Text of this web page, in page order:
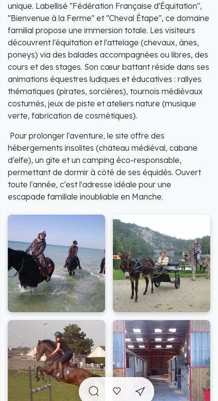
unique. Labellisé "Fédération Française d'Équitation",
"Bienvenue à la Ferme" et "Cheval Étape", ce domaine
familial propose une immersion totale. Les visiteurs
découvrent l'équitation et l'attelage (chevaux, ânes,
poneys) via des balades accompagnées ou libres, des
cours et des stages. Son cœur battant réside dans ses
animations équestres ludiques et éducatives : rallyes
thématiques (pirates, sorcières), tournois médiévaux
costumés, jeux de piste et ateliers nature (musique
verte, fabrication de cosmétiques).
Pour prolonger l'aventure, le site offre des
hébergements insolites (château médiéval, cabane
d'elfe), un gîte et un camping éco-responsable,
permettant de dormir à côté de ses équidés. Ouvert
toute l'année, c'est l'adresse idéale pour une
escapade familiale inoubliable en Manche.